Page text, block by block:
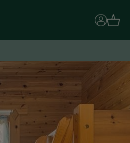
Basket